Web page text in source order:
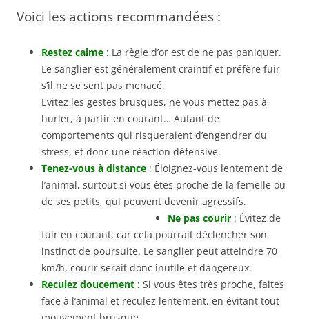
Voici les actions recommandées :
Restez calme : La règle d’or est de ne pas paniquer.
Le sanglier est généralement craintif et préfère fuir
s’il ne se sent pas menacé.
Evitez les gestes brusques, ne vous mettez pas à
hurler, à partir en courant… Autant de
comportements qui risqueraient d’engendrer du
stress, et donc une réaction défensive.
Tenez-vous à distance : Éloignez-vous lentement de
l’animal, surtout si vous êtes proche de la femelle ou
de ses petits, qui peuvent devenir agressifs.
Ne pas courir : Évitez de
fuir en courant, car cela pourrait déclencher son
instinct de poursuite. Le sanglier peut atteindre 70
km/h, courir serait donc inutile et dangereux.
Reculez doucement : Si vous êtes très proche, faites
face à l’animal et reculez lentement, en évitant tout